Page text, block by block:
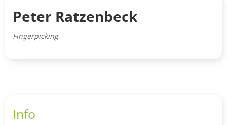
Peter Ratzenbeck
Fingerpicking
Info